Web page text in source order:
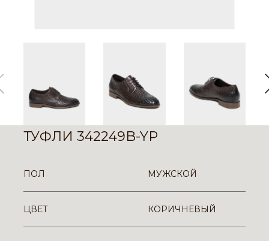
ТУФЛИ 342249B-YP
ПОЛ МУЖСКОЙ
ЦВЕТ КОРИЧНЕВЫЙ